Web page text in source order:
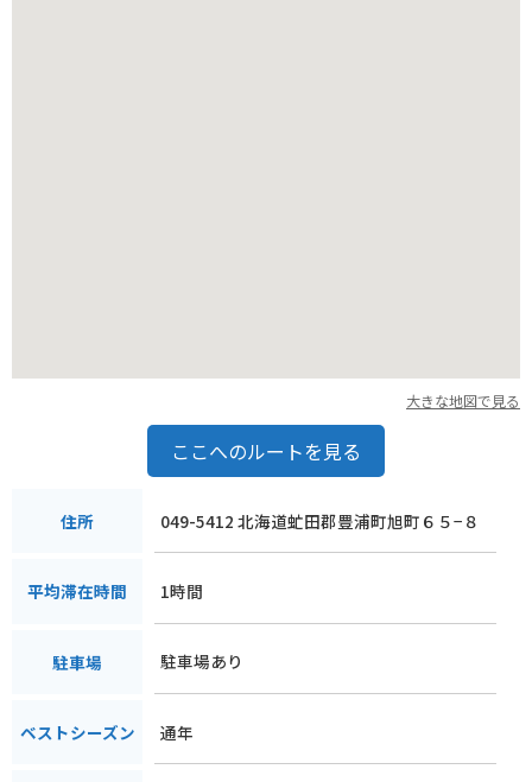
大きな地図で見る
ここへのルートを見る
住所 049-5412 北海道虻田郡豊浦町旭町６５−８
平均滞在時間 1時間
駐車場 駐車場あり
ベストシーズン 通年